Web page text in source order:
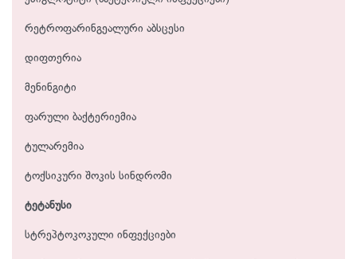
რეტროფარინგეალური აბსცესი
დიფთერია
მენინგიტი
ფარული ბაქტერიემია
ტულარემია
ტოქსიკური შოკის სინდრომი
ტეტანუსი
სტრეპტოკოკული ინფექციები